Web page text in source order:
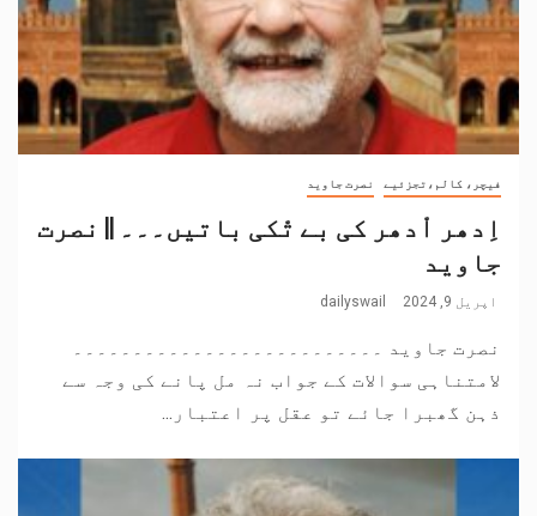
فیچر، کالم،تجزئیے نصرت جاوید
اِدھر اْدھر کی بے تْکی باتیں۔۔۔ || نصرت
جاوید
اپریل 9, 2024 dailyswail
نصرت جاوید ۔۔۔۔۔۔۔۔۔۔۔۔۔۔۔۔۔۔۔۔۔۔۔۔۔۔
لامتناہی سوالات کے جواب نہ مل پانے کی وجہ سے
ذہن گھبرا جائے تو عقل پر اعتبار...